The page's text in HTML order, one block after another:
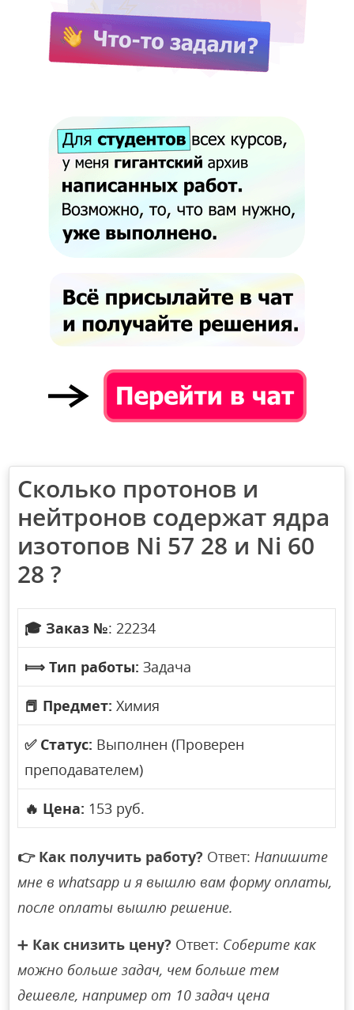
Сколько протонов и
нейтронов содержат ядра
изотопов Ni 57 28 и Ni 60
28 ?
🎓 Заказ №: 22234
⟾ Тип работы: Задача
📕 Предмет: Химия
✅ Статус: Выполнен (Проверен
преподавателем)
🔥 Цена: 153 руб.
👉 Как получить работу? Ответ:Напишите
мне в whatsapp и я вышлю вам форму оплаты,
после оплаты вышлю решение.
➕ Как снизить цену? Ответ: Соберите как
можно больше задач, чем больше тем
дешевле, например от 10 задач цена